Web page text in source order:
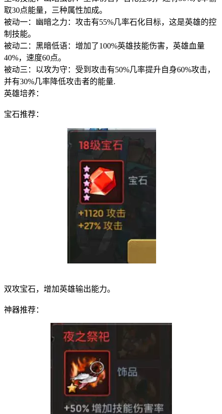
取30点能量，三种属性加成。
被动一：幽暗之力：攻击有55%几率石化目标，这是英雄的控
制技能。
被动二：黑暗低语：增加了100%英雄技能伤害，英雄血量
40%，速度60点。
被动三：以攻为守：受到攻击有50%几率提升自身60%攻击，
并有30%几率降低攻击者的能量.
英雄培养：
宝石推荐：
双攻宝石，增加英雄输出能力。
神器推荐：